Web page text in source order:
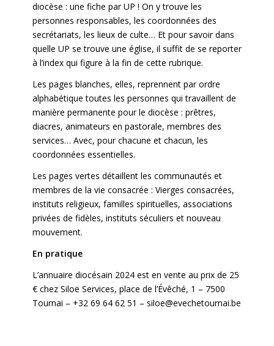
diocèse : une fiche par UP ! On y trouve les
personnes responsables, les coordonnées des
secrétariats, les lieux de culte… Et pour savoir dans
quelle UP se trouve une église, il suffit de se reporter
à l’index qui figure à la fin de cette rubrique.
Les pages blanches, elles, reprennent par ordre
alphabétique toutes les personnes qui travaillent de
manière permanente pour le diocèse : prêtres,
diacres, animateurs en pastorale, membres des
services… Avec, pour chacune et chacun, les
coordonnées essentielles.
Les pages vertes détaillent les communautés et
membres de la vie consacrée : Vierges consacrées,
instituts religieux, familles spirituelles, associations
privées de fidèles, instituts séculiers et nouveau
mouvement.
En pratique
L’annuaire diocésain 2024 est en vente au prix de 25
€ chez Siloë Services, place de l’Évêché, 1 – 7500
Tournai – +32 69 64 62 51 – siloe@evechetournai.be